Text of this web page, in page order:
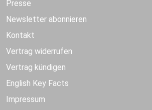
Presse
Newsletter abonnieren
Kontakt
Vertrag widerrufen
Vertrag kündigen
English Key Facts
Impressum